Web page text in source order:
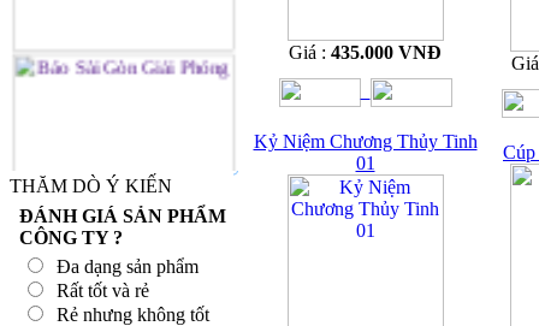
THĂM DÒ Ý KIẾN
ĐÁNH GIÁ SẢN PHẨM
CÔNG TY ?
Đa dạng sản phẩm
Rất tốt và rẻ
Rẻ nhưng không tốt
Giá : 435.000 VNĐ
Kỷ Niệm Chương Thủy Tinh
01
Cúp